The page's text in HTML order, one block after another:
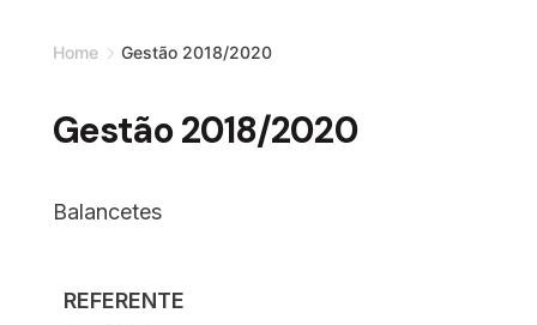
Agency
Home Gestão 2018/2020
Gestão 2018/2020
Balancetes
REFERENTE